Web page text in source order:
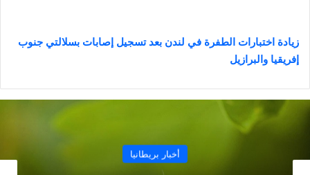
زيادة اختبارات الطفرة في لندن بعد تسجيل إصابات بسلالتي جنوب
إفريقيا والبرازيل
أخبار بريطانيا